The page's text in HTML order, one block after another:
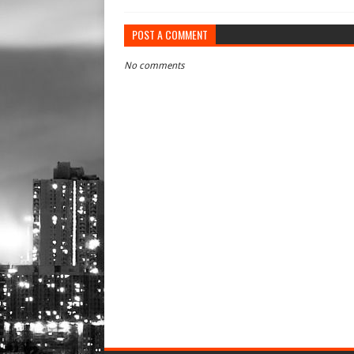
POST A COMMENT
No comments